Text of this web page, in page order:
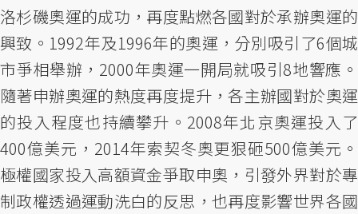
洛杉磯奧運的成功，再度點燃各國對於承辦奧運的
興致。1992年及1996年的奧運，分別吸引了6個城
市爭相舉辦，2000年奧運一開局就吸引8地響應。
隨著申辦奧運的熱度再度提升，各主辦國對於奧運
的投入程度也持續攀升。2008年北京奧運投入了
400億美元，2014年索契冬奧更狠砸500億美元。
極權國家投入高額資金爭取申奧，引發外界對於專
制政權透過運動洗白的反思，也再度影響世界各國